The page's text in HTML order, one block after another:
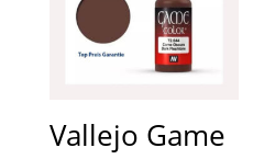
Vallejo Game